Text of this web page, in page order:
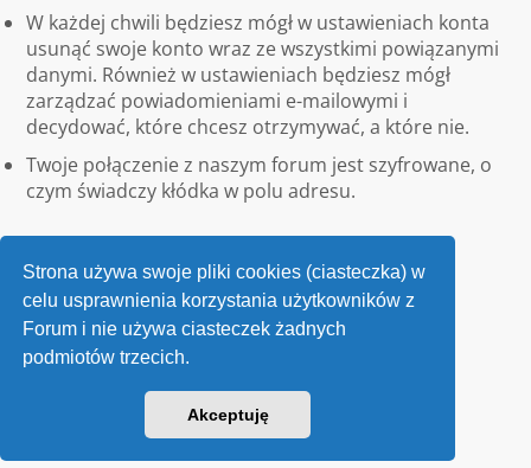
Strona używa swoje pliki cookies (ciasteczka) w
celu usprawnienia korzystania użytkowników z
Forum i nie używa ciasteczek żadnych
podmiotów trzecich.
Akceptuję
W każdej chwili będziesz mógł w ustawieniach konta
usunąć swoje konto wraz ze wszystkimi powiązanymi
danymi. Również w ustawieniach będziesz mógł
zarządzać powiadomieniami e-mailowymi i
decydować, które chcesz otrzymywać, a które nie.
Twoje połączenie z naszym forum jest szyfrowane, o
czym świadczy kłódka w polu adresu.
v118